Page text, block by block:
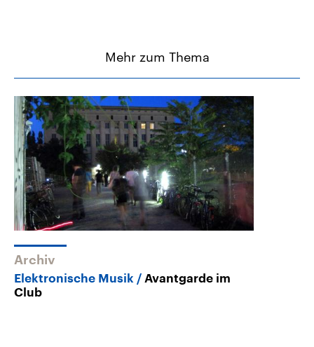
Mehr zum Thema
Archiv
Elektronische Musik
Avantgarde im
Club